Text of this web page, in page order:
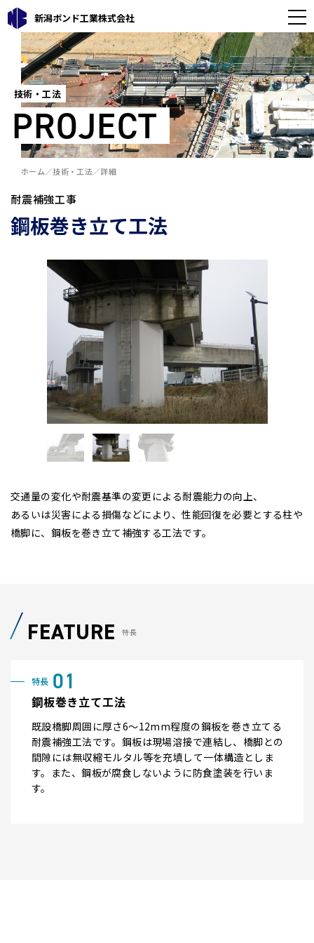
新潟ボンド工業株式会社
技術・工法
PROJECT
ホーム 技術・工法 詳細
耐震補強工事
鋼板巻き立て工法
交通量の変化や耐震基準の変更による耐震能力の向上、
あるいは災害による損傷などにより、性能回復を必要とする柱や
橋脚に、鋼板を巻き立て補強する工法です。
FEATURE 特長
鋼板巻き立て工法
既設橋脚周囲に厚さ6～12mm程度の鋼板を巻き立てる
耐震補強工法です。鋼板は現場溶接で連結し、橋脚との
間隙には無収縮モルタル等を充填して一体構造としま
す。また、鋼板が腐食しないように防食塗装を行いま
す。